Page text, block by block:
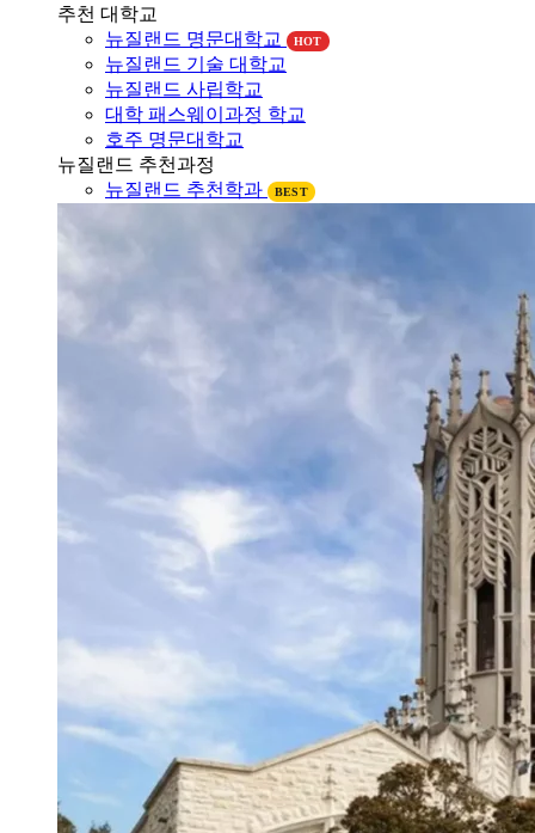
대학 패스웨이과정
NZCEL이란?
추천 대학교
뉴질랜드 명문대학교
뉴질랜드 기술 대학교
뉴질랜드 사립학교
대학 패스웨이과정 학교
호주 명문대학교